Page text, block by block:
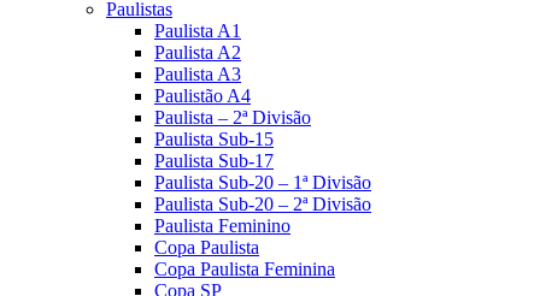
Paulistas
Paulista A1
Paulista A2
Paulista A3
Paulistão A4
Paulista – 2ª Divisão
Paulista Sub-15
Paulista Sub-17
Paulista Sub-20 – 1ª Divisão
Paulista Sub-20 – 2ª Divisão
Paulista Feminino
Copa Paulista
Copa Paulista Feminina
Copa SP